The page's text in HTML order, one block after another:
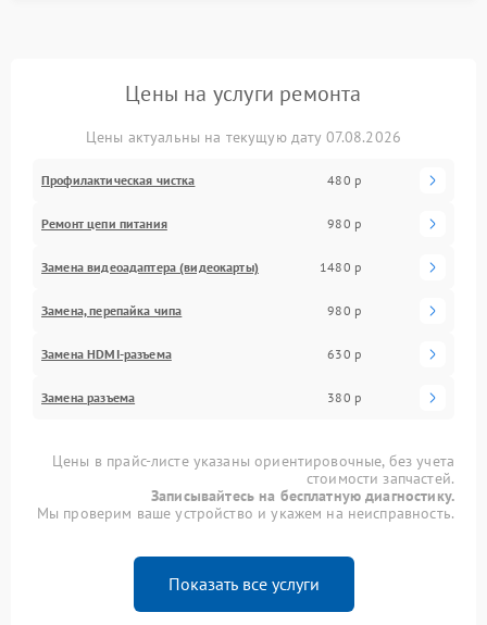
Цены на услуги ремонта
Цены актуальны на текущую дату 07.08.2026
Профилактическая чистка 480 р
Ремонт цепи питания 980 р
Замена видеоадаптера (видеокарты) 1480 р
Замена, перепайка чипа 980 р
Замена HDMI-разъема 630 р
Замена разъема 380 р
Цены в прайс-листе указаны ориентировочные, без учета
стоимости запчастей.
Записывайтесь на бесплатную диагностику.
Мы проверим ваше устройство и укажем на неисправность.
Показать все услуги